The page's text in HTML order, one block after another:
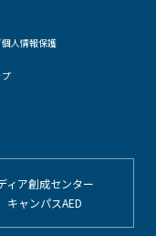
人情報保護
ィア創成センター
キャンパスAED